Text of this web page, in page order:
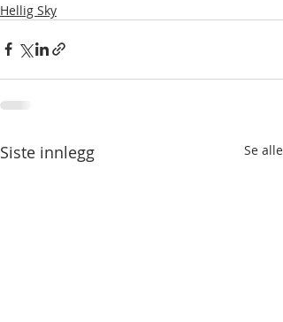
Hellig Sky
Siste innlegg Se alle